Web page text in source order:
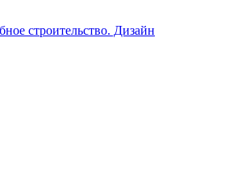
строительство. Дизайн